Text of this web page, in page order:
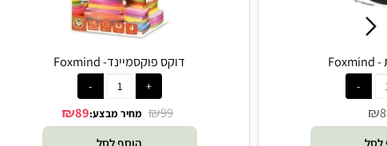
דוקס פוקסמיינד- Foxmind